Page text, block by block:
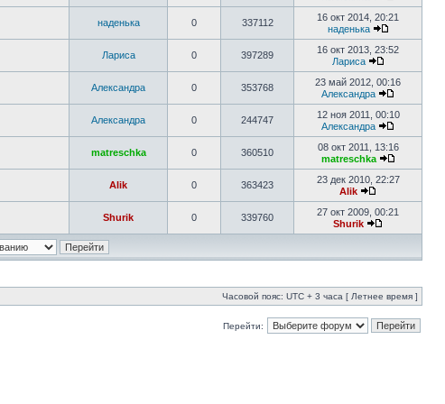
наденька 0 337112
16 окт 2014, 20:21
наденька
Лариса 0 397289
16 окт 2013, 23:52
Лариса
Александра 0 353768
23 май 2012, 00:16
Александра
Александра 0 244747
12 ноя 2011, 00:10
Александра
matreschka 0 360510
08 окт 2011, 13:16
matreschka
Alik 0 363423
23 дек 2010, 22:27
Alik
Shurik 0 339760
27 окт 2009, 00:21
Shurik
Часовой пояс: UTC + 3 часа [ Летнее время ]
Перейти: